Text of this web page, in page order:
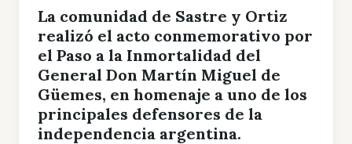
La comunidad de Sastre y Ortiz
realizó el acto conmemorativo por
el Paso a la Inmortalidad del
General Don Martín Miguel de
Güemes, en homenaje a uno de los
principales defensores de la
independencia argentina.